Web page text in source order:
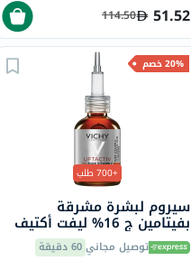
51.52
114.50
20% خصم
+700 طلب
سيروم لبشرة مشرقة
بفيتامين ج 16% ليفت أكتيف
فيشي، 20 ملتوصيل مجاني60 دقيقة